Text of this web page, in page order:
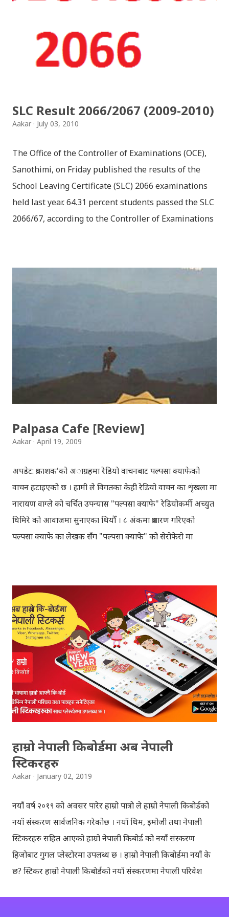
Download Patriotic Nepali Song: नेपालले के गर्यो मलाई, भन्न
छोडिदेउ Download: रातो र चन्द्र सुर्य / raato ra chandra
surya (रचनाकार: गोपाल प्रसाद रिमाल, गायक: फत्तेमान, संगीत:
मरेपनि मेरो देश बाँचिराखोस / ma marepan...
SLC Result 2066/2067 (2009-2010)
Aakar July 03, 2010
The Office of the Controller of Examinations (OCE),
Sanothimi, on Friday published the results of the
School Leaving Certificate (SLC) 2066 examinations
held last year. 64.31 percent students passed the SLC
2066/67, according to the Controller of Examinations
Download the file and search your ‘symbol number’.
Congratulations to all, who passed SLC this year. And
Download SLC Result 2066/2067 (2009-2010) :
REGULAR: EXEMPTED: Distinction --------------- First
division First division Second Division Second
Division Third Division Third Division Withheld
Palpasa Cafe [Review]
Aakar April 19, 2009
अपडेट: प्रकाशक'को अाग्रहमा रेडियो वाचनबाट पल्पसा क्याफेको
वाचन हटाइएको छ । हामी ले विगतका केही रेडियो वाचन का शृंखला मा
नारायण वाग्ले को चर्चित उपन्यास "पल्पसा क्याफे" रेडियोकर्मी अच्युत
घिमिरे को आवाजमा सुनाएका थियौँ । ८ अंकमा प्रशारण गरिएको
पल्पसा क्याफे का लेखक सँग "पल्पसा क्याफे" को सेरोफेरो मा
भेटिएको खण्डमा हामी अवश्य पनि राख्ने नै छौँ । हामीले भनिरहनुपर्दैन,
पल्पसा क्याफे एक उत्कृष्ट उपन्यास हो जसलाई ऐतिहासिक दस्तावेज
भन्दा पनि फरक नपर्ला । रेडियोवाचन को शृंखला मा यी सम्पुर्ण अंकहरु
उपलब्ध गराइदिनुहुने अच्युत घिमिरेलाई धेरै धेरै धन्यवाद । पल्पसा
क्याफे त सुनिसकियो, तर यहाँहरु ले पल्पसा क्याफेलाई कसरी
मुल्यांङ्कन गर्नुभयो थाहा छैन । खैर कुरो जेसुकै होस्, आज यहाँ म केही
साथिहरुको ब्लगमा प्रकाशित "पल्पसा क्याफे" बारे गरिएको टिप्पणीहरु
सहित उपस्थित भएको छु । साथिहरुको ब्लगमा प्रकाशित भइसकेका
कुराहरुलाई एकै ठाउँमा समेट्न...
हाम्रो नेपाली किबोर्डमा अब नेपाली
स्टिकरहरु
Aakar January 02, 2019
नयाँ वर्ष २०१९ को अवसर पारेर हाम्रो पात्रो ले हाम्रो नेपाली किबोर्डको
नयाँ संस्करण सार्वजनिक गरेकोछ । नयाँ थिम, इमोजी तथा नेपाली
स्टिकरहरु सहित आएको हाम्रो नेपाली किबोर्ड को नयाँ संस्करण
हिजोबाट गुगल प्लेस्टोरमा उपलब्ध छ । हाम्रो नेपाली किबोर्डमा नयाँ के
छ? स्टिकर हाम्रो नेपाली किबोर्डको नयाँ संस्करणमा नेपाली परिवेश